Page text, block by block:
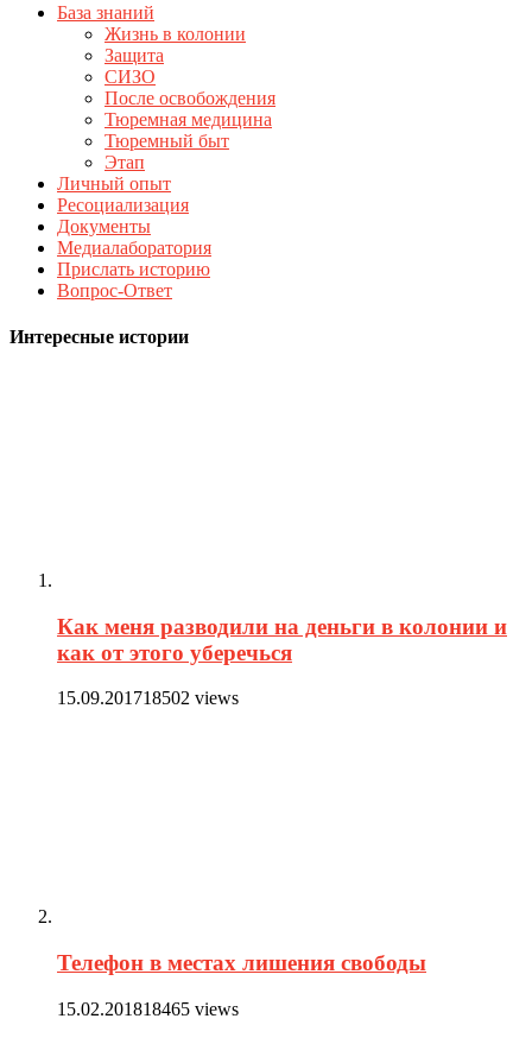
База знаний
Жизнь в колонии
Защита
СИЗО
После освобождения
Тюремная медицина
Тюремный быт
Этап
Личный опыт
Ресоциализация
Документы
Медиалаборатория
Прислать историю
Вопрос-Ответ
Интересные истории
Как меня разводили на деньги в колонии и
как от этого уберечься
15.09.201718502 views
Телефон в местах лишения свободы
15.02.201818465 views